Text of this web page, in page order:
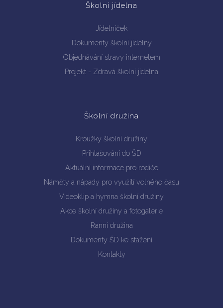
Školní jídelna
Jídelníček
Dokumenty školní jídelny
Objednávání stravy internetem
Projekt - Zdravá školní jídelna
Školní družina
Kroužky školní družiny
Přihlašování do ŠD
Aktuální informace pro rodiče
Náměty a nápady pro využití volného času
Videoklip a hymna školní družiny
Akce školní družiny a fotogalerie
Ranní družina
Dokumenty ŠD ke stažení
Kontakty